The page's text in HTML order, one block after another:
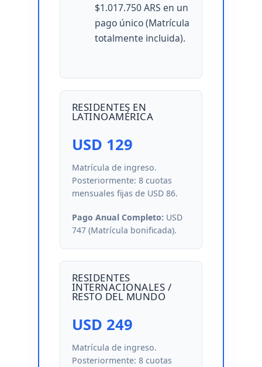
$1.017.750 ARS en un
pago único (Matrícula
totalmente incluida).
RESIDENTES EN
LATINOAMÉRICA
USD 129
Matrícula de ingreso.
Posteriormente: 8 cuotas
mensuales fijas de USD 86.
Pago Anual Completo: USD
747 (Matrícula bonificada).
RESIDENTES
INTERNACIONALES /
RESTO DEL MUNDO
USD 249
Matrícula de ingreso.
Posteriormente: 8 cuotas